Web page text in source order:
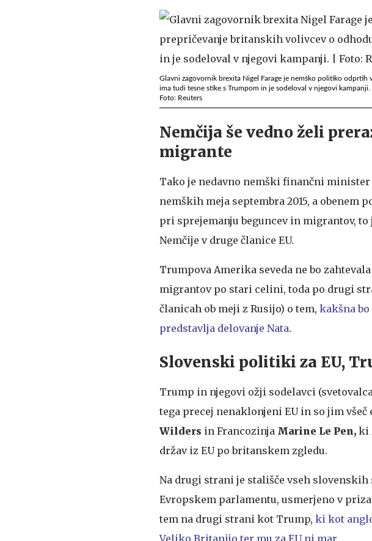
Glavni zagovornik brexita Nigel Farage je nemško politiko
ima tudi tesne stike s Trumpom in je sodeloval v njegovi kampanji.
Foto: Reuters
Nemčija še vedno želi
migrante
Tako je nedavno nemški finančni minister
nemških meja septembra 2015, a obenem
pri sprejemanju beguncev in migrantov,
Nemčije v druge članice EU.
Trumpova Amerika seveda ne bo
migrantov po stari celini, toda po drugi
članicah ob meji z Rusijo) o tem, kakšna
predstavlja delovanje Nata.
Slovenski politiki za EU,
Trump in njegovi ožji sodelavci (svetovalca
tega precej nenaklonjeni EU in so jim
Wilders in Francozinja Marine Le Pen, ki
držav iz EU po britanskem zgledu.
Na drugi strani je stališče vseh
Evropskem parlamentu, usmerjeno v
tem na drugi strani kot Trump, ki kot
Veliko Britanijo ter mu za EU ni mar